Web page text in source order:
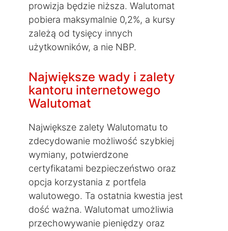
prowizja będzie niższa. Walutomat
pobiera maksymalnie 0,2%, a kursy
zależą od tysięcy innych
użytkowników, a nie NBP.
Największe wady i zalety
kantoru internetowego
Walutomat
Największe zalety Walutomatu to
zdecydowanie możliwość szybkiej
wymiany, potwierdzone
certyfikatami bezpieczeństwo oraz
opcja korzystania z portfela
walutowego. Ta ostatnia kwestia jest
dość ważna. Walutomat umożliwia
przechowywanie pieniędzy oraz